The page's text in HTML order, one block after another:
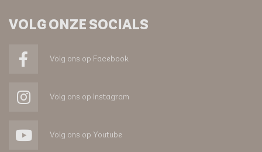
VOLG ONZE SOCIALS
Volg ons op Facebook
Volg ons op Instagram
Volg ons op Youtube